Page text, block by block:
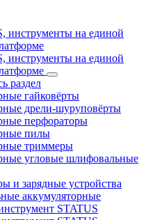
инструменты на единой
инструменты на единой
раздел
гайковёрты
дрели-шуруповёрты
перфораторы
пилы
триммеры
угловые шлифовальные
и зарядные устройства
аккумуляторные
STATUS